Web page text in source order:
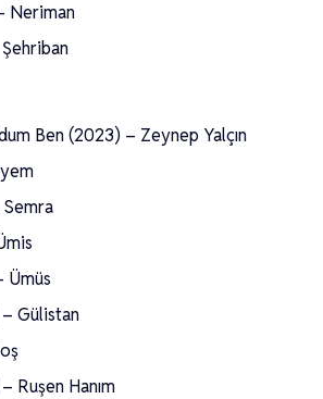
Neriman
Ben (2023) – Zeynep Yalçın
Ümüs
Gülistan
Ruşen Hanım